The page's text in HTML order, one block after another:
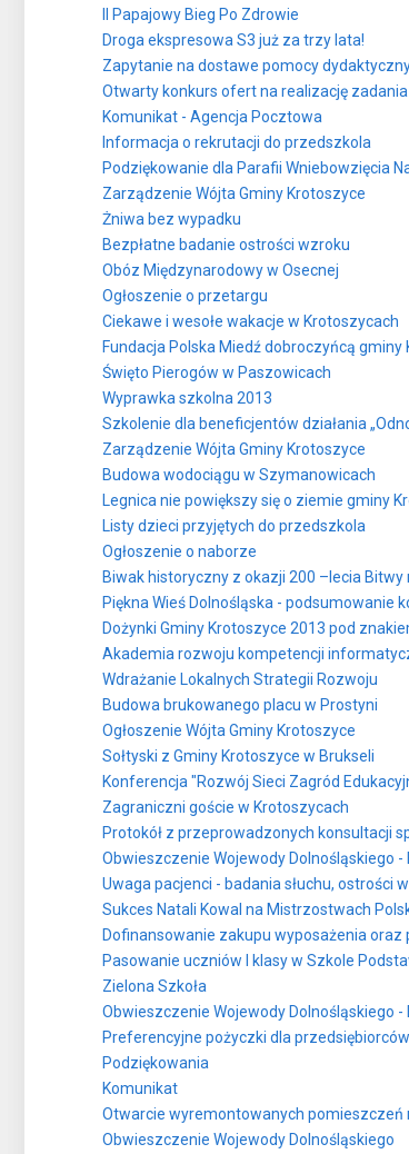
II Papajowy Bieg Po Zdrowie
Droga ekspresowa S3 już za trzy lata!
Zapytanie na dostawe pomocy
Otwarty konkurs ofert na realizację
Komunikat - Agencja Pocztowa
Informacja o rekrutacji do przedszkola
Podziękowanie dla Parafii Wniebowzięcia
Zarządzenie Wójta Gminy Krotoszyce
Żniwa bez wypadku
Bezpłatne badanie ostrości wzroku
Obóz Międzynarodowy w Osecnej
Ogłoszenie o przetargu
Ciekawe i wesołe wakacje w Krotoszycach
Fundacja Polska Miedź dobroczyńcą
Święto Pierogów w Paszowicach
Wyprawka szkolna 2013
Szkolenie dla beneficjentów działania
Zarządzenie Wójta Gminy Krotoszyce
Budowa wodociągu w Szymanowicach
Legnica nie powiększy się o ziemie gminy
Listy dzieci przyjętych do przedszkola
Ogłoszenie o naborze
Biwak historyczny z okazji 200 –lecia Bitwy
Piękna Wieś Dolnośląska - podsumowanie
Dożynki Gminy Krotoszyce 2013 pod
Akademia rozwoju kompetencji
Wdrażanie Lokalnych Strategii Rozwoju
Budowa brukowanego placu w Prostyni
Ogłoszenie Wójta Gminy Krotoszyce
Sołtyski z Gminy Krotoszyce w Brukseli
Konferencja "Rozwój Sieci Zagród
Zagraniczni goście w Krotoszycach
Protokół z przeprowadzonych konsultacji
Obwieszczenie Wojewody Dolnośląskiego
Uwaga pacjenci - badania słuchu, ostrości
Sukces Natali Kowal na Mistrzostwach
Dofinansowanie zakupu wyposażenia oraz
Pasowanie uczniów I klasy w Szkole
Zielona Szkoła
Obwieszczenie Wojewody Dolnośląskiego
Preferencyjne pożyczki dla
Podziękowania
Komunikat
Otwarcie wyremontowanych pomieszczeń
Obwieszczenie Wojewody Dolnośląskiego